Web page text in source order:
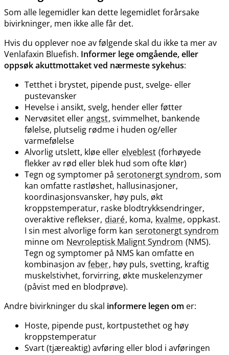
Som alle legemidler kan dette legemidlet forårsake
bivirkninger, men ikke alle får det.
Hvis du opplever noe av følgende skal du ikke ta mer av
Venlafaxin Bluefish. Informer lege omgående, eller
oppsøk akuttmottaket ved nærmeste sykehus:
Tetthet i brystet, pipende pust, svelge- eller
pustevansker
Hevelse i ansikt, svelg, hender eller føtter
Nervøsitet eller angst, svimmelhet, bankende
følelse, plutselig rødme i huden og​/​eller
varmefølelse
Alvorlig utslett, kløe eller elveblest (forhøyede
flekker av rød eller blek hud som ofte klør)
Tegn og symptomer på serotonergt syndrom, som
kan omfatte rastløshet, hallusinasjoner,
koordinasjonsvansker, høy puls, økt
kroppstemperatur, raske blodtrykksendringer,
overaktive reflekser, diaré, koma, kvalme, oppkast.
I sin mest alvorlige form kan serotonergt syndrom
minne om Nevroleptisk Malignt Syndrom (NMS).
Tegn og symptomer på NMS kan omfatte en
kombinasjon av feber, høy puls, svetting, kraftig
muskelstivhet, forvirring, økte muskelenzymer
(påvist med en blodprøve).
Andre bivirkninger du skal informere legen om er:
Hoste, pipende pust, kortpustethet og høy
kroppstemperatur
Svart (tjæreaktig) avføring eller blod i avføringen